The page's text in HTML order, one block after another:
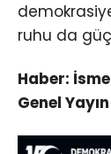
ruhu da
Haber:
Genel